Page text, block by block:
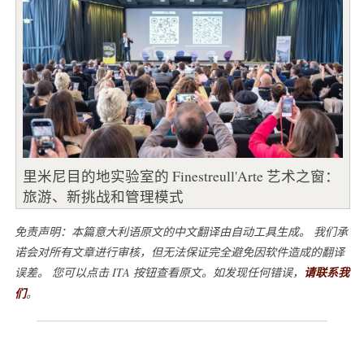
里米尼目的地实验室的 Finestreull'Arte 艺术之窗：
旅游、新挑战和管理模式
免责声明：本篇意大利语原文的中文翻译由自动工具生成。 我们承
诺会对所有文章进行审核，但无法保证完全避免因软件造成的翻译
误差。 您可以点击 ITA 按钮查看原文。如发现任何错误， 请联系我
们。